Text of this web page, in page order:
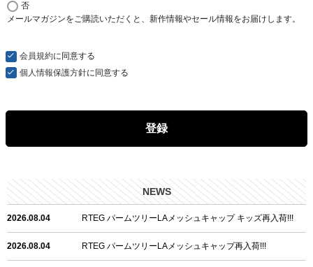
須
否
メールマガジンをご購読いただくと、新作情報やセール情報をお届けします。
会員規約に同意する
個人情報保護方針に同意する
登録
NEWS
2026.08.04 RTEG パームツリーLAメッシュキャップ キッズ再入荷!!!
2026.08.04 RTEG パームツリーLAメッシュキャップ再入荷!!!